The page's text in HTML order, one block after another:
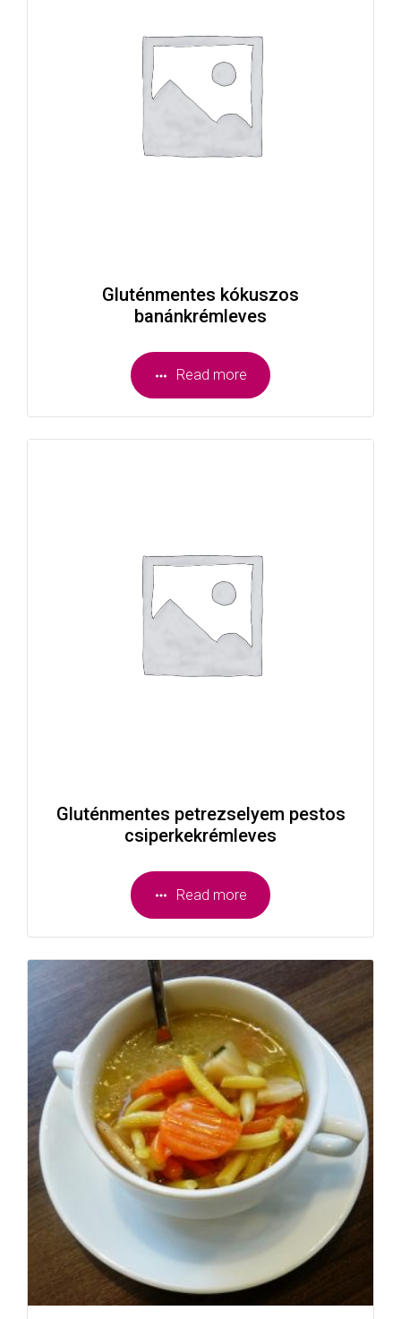
Gluténmentes kókuszos
banánkrémleves
Read more
Gluténmentes petrezselyem pestos
csiperkekrémleves
Read more